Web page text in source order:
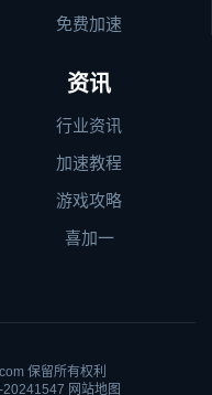
免费加速
资讯
行业资讯
加速教程
游戏攻略
喜加一
保留所有权利
20241547 网站地图